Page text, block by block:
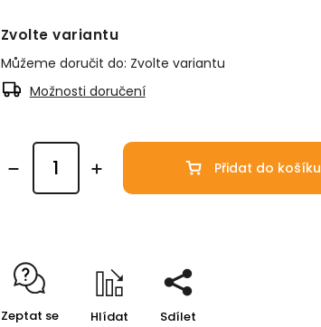
Zvolte variantu
Můžeme doručit do: Zvolte variantu
Možnosti doručení
Přidat do košíku
Zeptat se Hlídat Sdílet